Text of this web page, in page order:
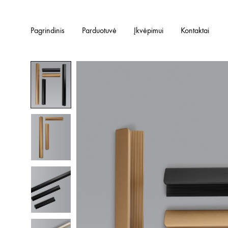
Pagrindinis Parduotuvė Įkvėpimui Kontaktai